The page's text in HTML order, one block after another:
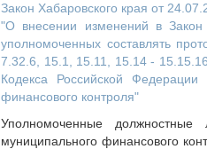
Закон Хабаровского края от
"О внесении изменений в Закон
уполномоченных составлять
7.32.6, 15.1, 15.11, 15.14 -
Кодекса Российской
финансового контроля"
Уполномоченные должностные
муниципального финансового